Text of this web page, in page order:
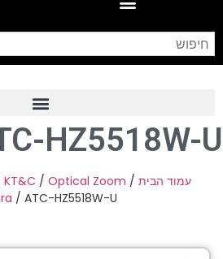
Frame Grabber
Industrial Camera
Professional Monitors
HZ5518W-U
עמוד הבית /
KT&C / Optical Zoom
/ ATC-HZ5518W-U